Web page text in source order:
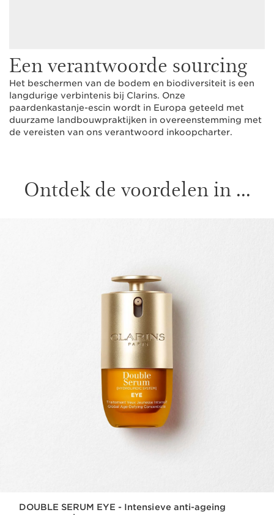
Een verantwoorde sourcing
Het beschermen van de bodem en biodiversiteit is een
langdurige verbintenis bij Clarins. Onze
paardenkastanje-escin wordt in Europa geteeld met
duurzame landbouwpraktijken in overeenstemming met
de vereisten van ons verantwoord inkoopcharter.
Ontdek de voordelen in ...
DOUBLE SERUM EYE - Intensieve anti-ageing